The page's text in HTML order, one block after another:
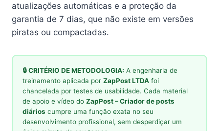
atualizações automáticas e a proteção da
garantia de 7 dias, que não existe em versões
piratas ou compactadas.
🔒 CRITÉRIO DE METODOLOGIA: A engenharia de
treinamento aplicada por ZapPost LTDA foi
chancelada por testes de usabilidade. Cada material
de apoio e vídeo do ZapPost – Criador de posts
diários cumpre uma função exata no seu
desenvolvimento profissional, sem desperdiçar um